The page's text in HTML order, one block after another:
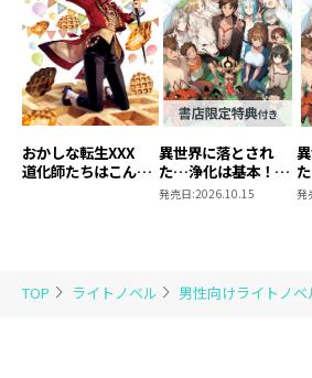
TOP ライトノベル 男性向けライトノベ
おかしな転生XXX
道化師たちはこんが
異世界に落とされ
た…浄化は基本！
13【ピッコマ限定
発売日:2026.10.15 発